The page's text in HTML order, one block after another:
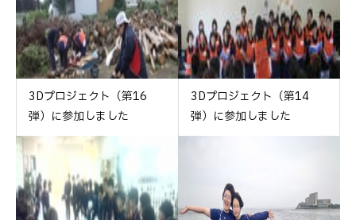
3Dプロジェクト（第16
弾）に参加しました
3Dプロジェクト（第14
弾）に参加しました